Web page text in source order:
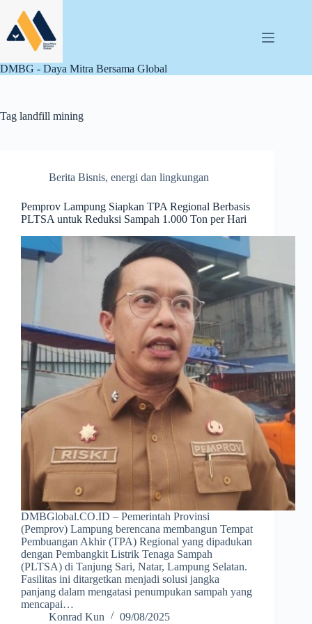
content
DMBG - Daya Mitra Bersama Global
Tag landfill mining
Berita Bisnis, energi dan lingkungan
Pemprov Lampung Siapkan TPA Regional Berbasis
PLTSA untuk Reduksi Sampah 1.000 Ton per Hari
DMBGlobal.CO.ID – Pemerintah Provinsi
(Pemprov) Lampung berencana membangun Tempat
Pembuangan Akhir (TPA) Regional yang dipadukan
dengan Pembangkit Listrik Tenaga Sampah
(PLTSA) di Tanjung Sari, Natar, Lampung Selatan.
Fasilitas ini ditargetkan menjadi solusi jangka
panjang dalam mengatasi penumpukan sampah yang
mencapai…
Konrad Kun
09/08/2025